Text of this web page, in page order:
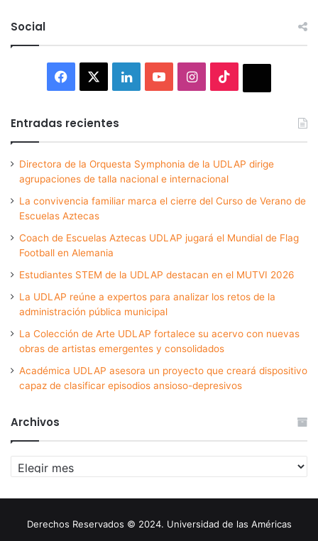
Social
Facebook LinkedInYouTubeInstagram
Entradas recientes
Directora de la Orquesta Symphonia de la UDLAP dirige
agrupaciones de talla nacional e internacional
La convivencia familiar marca el cierre del Curso de Verano de
Escuelas Aztecas
Coach de Escuelas Aztecas UDLAP jugará el Mundial de Flag
Football en Alemania
Estudiantes STEM de la UDLAP destacan en el MUTVI 2026
La UDLAP reúne a expertos para analizar los retos de la
administración pública municipal
La Colección de Arte UDLAP fortalece su acervo con nuevas
obras de artistas emergentes y consolidados
Académica UDLAP asesora un proyecto que creará dispositivo
capaz de clasificar episodios ansioso-depresivos
Archivos
Archivos
Derechos Reservados © 2024. Universidad de las Américas